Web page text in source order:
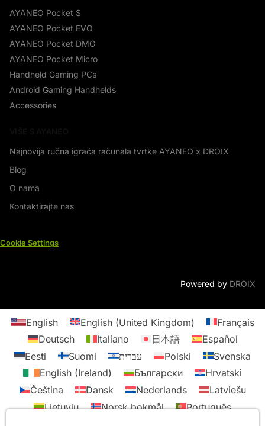
AYANEO Pocket S
AYANEO Pocket EVO
AYANEO Pocket DMG
AYANEO Pocket Micro
Handheld Gaming PCs
Android Gaming Handhelds
Accessories
Najnovija ručna igraća računala tvrtke AYANEO x DROIX
Blog
O nama
Kontaktirajte nas
Cookie Settings
Powered by DROIX
English English (United Kingdom)
Français
Deutsch
Italiano 日本語
Español
Eesti
Suomi עברית Polski
Svenska
English (Ireland)
Български
Hrvatski
Čeština
Dansk Nederlands
Latviešu
Lietuvių
Norsk bokmål
Português